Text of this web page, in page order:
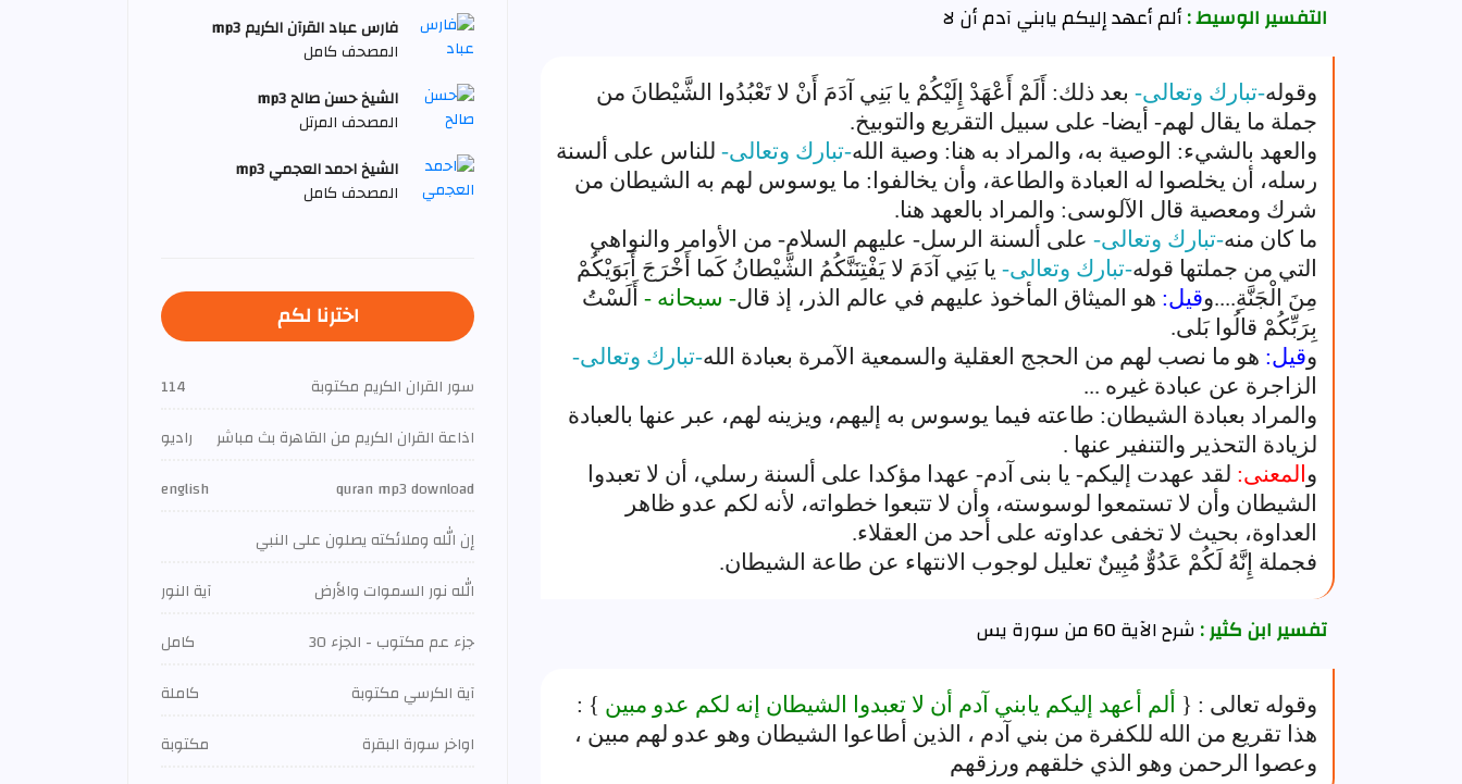
التفسير الوسيط :ألم أعهد إليكم يابني آدم أن لا
وقوله-تبارك وتعالى- بعد ذلك: أَلَمْ أَعْهَدْ إِلَيْكُمْ يا بَنِي آدَمَ أَنْ لا تَعْبُدُوا الشَّيْطانَ من
جملة ما يقال لهم- أيضا- على سبيل التقريع والتوبيخ.
والعهد بالشيء: الوصية به، والمراد به هنا: وصية الله-تبارك وتعالى- للناس على ألسنة
رسله، أن يخلصوا له العبادة والطاعة، وأن يخالفوا: ما يوسوس لهم به الشيطان من
شرك ومعصية قال الآلوسى: والمراد بالعهد هنا.
ما كان منه-تبارك وتعالى- على ألسنة الرسل- عليهم السلام- من الأوامر والنواهي
التي من جملتها قوله-تبارك وتعالى- يا بَنِي آدَمَ لا يَفْتِنَنَّكُمُ الشَّيْطانُ كَما أَخْرَجَ أَبَوَيْكُمْ
مِنَ الْجَنَّةِ....وقيل: هو الميثاق المأخوذ عليهم في عالم الذر، إذ قال- سبحانه - أَلَسْتُ
بِرَبِّكُمْ قالُوا بَلى.
وقيل: هو ما نصب لهم من الحجج العقلية والسمعية الآمرة بعبادة الله-تبارك وتعالى-
الزاجرة عن عبادة غيره ...
والمراد بعبادة الشيطان: طاعته فيما يوسوس به إليهم، ويزينه لهم، عبر عنها بالعبادة
لزيادة التحذير والتنفير عنها .
و المعنى: لقد عهدت إليكم- يا بنى آدم- عهدا مؤكدا على ألسنة رسلي، أن لا تعبدوا
الشيطان وأن لا تستمعوا لوسوسته، وأن لا تتبعوا خطواته، لأنه لكم عدو ظاهر
العداوة، بحيث لا تخفى عداوته على أحد من العقلاء.
فجملة إِنَّهُ لَكُمْ عَدُوٌّ مُبِينٌ تعليل لوجوب الانتهاء عن طاعة الشيطان.
تفسير ابن كثير :شرح الآية 60 من سورة يس
وقوله تعالى : { ألم أعهد إليكم يابني آدم أن لا تعبدوا الشيطان إنه لكم عدو مبين } :
هذا تقريع من الله للكفرة من بني آدم ، الذين أطاعوا الشيطان وهو عدو لهم مبين ،
وعصوا الرحمن وهو الذي خلقهم ورزقهم
فارس عباد القرآن الكريم mp3
المصحف كامل
الشيخ حسن صالح mp3
المصحف المرتل
الشيخ احمد العجمي mp3
المصحف كامل
اخترنا لكم
سور القران الكريم مكتوبة
114
اذاعة القران الكريم من القاهرة بث مباشر
راديو
quran mp3 download
english
إن الله وملائكته يصلون على النبي
الله نور السموات والأرض
آية النور
جزء عم مكتوب - الجزء 30
كامل
آية الكرسي مكتوبة
كاملة
اواخر سورة البقرة
مكتوبة